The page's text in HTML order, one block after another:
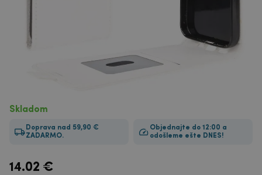
Skladom
Doprava nad 59,90 €
ZADARMO.
Objednajte do 12:00 a
odošleme ešte DNES!
14.02 €